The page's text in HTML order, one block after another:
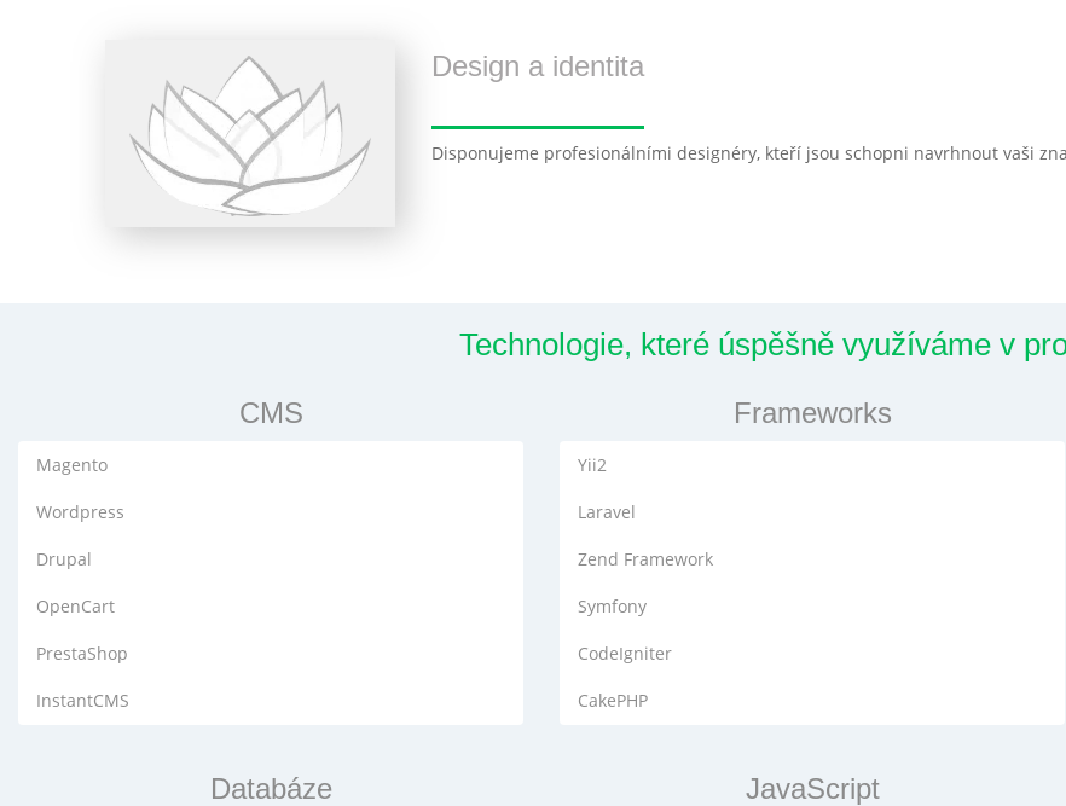
Design a identita
Disponujeme profesionálními designéry, kteří jsou schopni navrhnout vaši
Technologie, které úspěšně využíváme v
CMS
Magento
Wordpress
Drupal
OpenCart
PrestaShop
InstantCMS
Frameworks
Yii2
Laravel
Zend Framework
Symfony
CodeIgniter
CakePHP
Databáze JavaScript